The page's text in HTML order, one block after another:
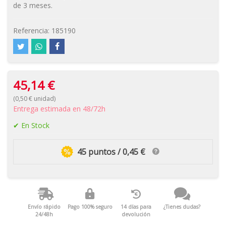
de 3 meses.
Referencia: 185190
45,14 €
(0,50 € unidad)
Entrega estimada en 48/72h
En Stock
45 puntos / 0,45 €
Envío rápido
24/48h
Pago 100% seguro
14 días para
devolución
¿Tienes dudas?